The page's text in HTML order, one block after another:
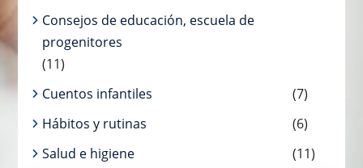
Consejos de educación, escuela de
progenitores
(11)
Cuentos infantiles
(7)
Hábitos y rutinas
(6)
Salud e higiene
(11)